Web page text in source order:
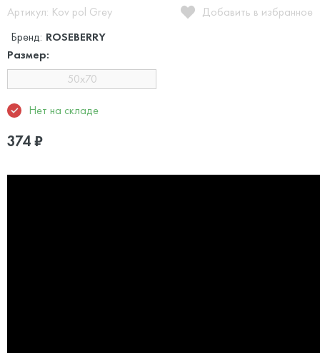
Артикул: Kov pol Grey
Добавить в избранное
Бренд: ROSEBERRY
Размер:
50x70
Нет на складе
374₽